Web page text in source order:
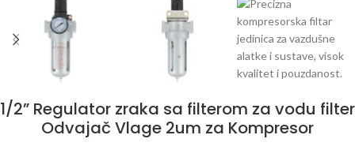
1/2” Regulator zraka sa filterom za vodu filter
Odvajač Vlage 2um za Kompresor